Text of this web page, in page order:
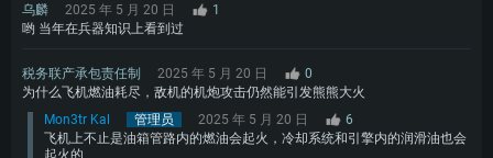
乌麟 2025 年 5 月 20 日
1
哟 当年在兵器知识上看到过
税务联产承包责任制 2025 年 5 月 20 日
0
为什么飞机燃油耗尽，敌机的机炮攻击仍然能引发熊熊大火
Mon3tr Kal
管理员 2025 年 5 月 20 日
6
飞机上不止是油箱管路内的燃油会起火，冷却系统和引擎内的润滑油也会